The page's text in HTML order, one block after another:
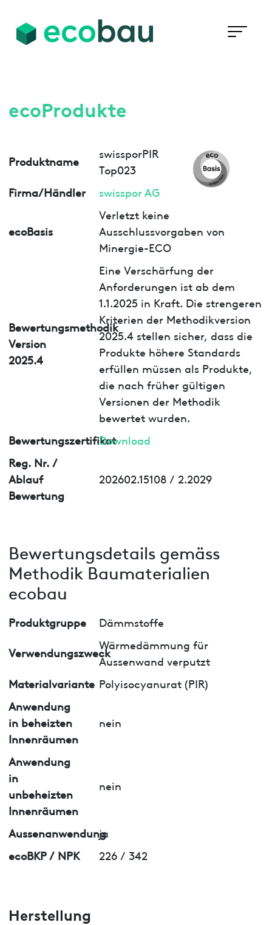
ecoProdukte
Produktname
swissporPIR
Top023
Firma/Händler
swisspor AG
ecoBasis
Verletzt keine
Ausschlussvorgaben von
Minergie-ECO
Bewertungsmethodik
Version
2025.4
Eine Verschärfung der
Anforderungen ist ab dem
1.1.2025 in Kraft. Die strengeren
Kriterien der Methodikversion
2025.4 stellen sicher, dass die
Produkte höhere Standards
erfüllen müssen als Produkte,
die nach früher gültigen
Versionen der Methodik
bewertet wurden.
BewertungszertifikatDownload
Reg. Nr. /
Ablauf
Bewertung
202602.15108 / 2.2029
Bewertungsdetails gemäss
Methodik Baumaterialien
ecobau
Produktgruppe Dämmstoffe
Verwendungszweck
Wärmedämmung für
Aussenwand verputzt
Materialvariante Polyisocyanurat (PIR)
Anwendung
in beheizten
Innenräumen
nein
Anwendung
in
unbeheizten
Innenräumen
nein
Aussenanwendung
ja
ecoBKP / NPK
226 / 342
Herstellung